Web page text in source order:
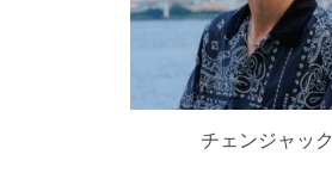
チェンジャック